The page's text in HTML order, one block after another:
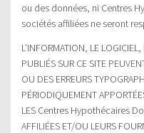
ou des données, ni Centres
sociétés affiliées ne seront
L’INFORMATION, LE
PUBLIÉS SUR CE SITE
OU DES ERREURS
PÉRIODIQUEMENT
LES Centres Hypothécaires
AFFILIÉES ET/OU LEURS